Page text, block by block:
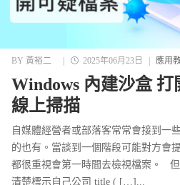
BY 黃裕二 2025年06月23日 應用
Windows 內建沙盒
線上掃描
自媒體經營者或部落客常常會接到一
的也有。當談到一個階段可能對方會
都很重視會第一時間去檢視檔案。
清楚標示自己公司 title ( […]...